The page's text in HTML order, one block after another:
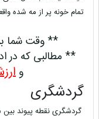
تمام خونه پر از مه شده
** وقت شما
** مطالبی که در
و
گردشگری
گردشگری نقطه پیوند